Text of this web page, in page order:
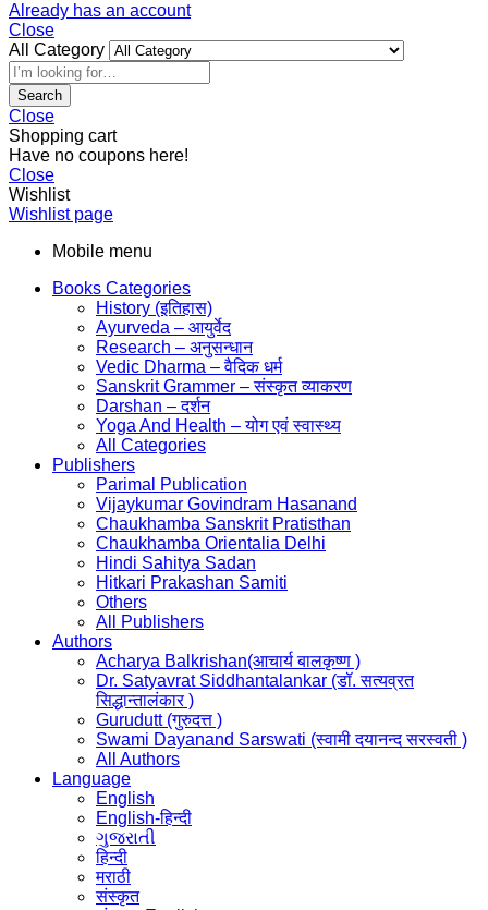
Already has an account
Close
All Category
Search
Close
Shopping cart
Have no coupons here!
Close
Wishlist
Wishlist page
Mobile menu
Books Categories
History (इतिहास)
Ayurveda – आयुर्वेद
Research – अनुसन्धान
Vedic Dharma – वैदिक धर्म
Sanskrit Grammer – संस्कृत व्याकरण
Darshan – दर्शन
Yoga And Health – योग एवं स्वास्थ्य
All Categories
Publishers
Parimal Publication
Vijaykumar Govindram Hasanand
Chaukhamba Sanskrit Pratisthan
Chaukhamba Orientalia Delhi
Hindi Sahitya Sadan
Hitkari Prakashan Samiti
Others
All Publishers
Authors
Acharya Balkrishan(आचार्य बालकृष्ण )
Dr. Satyavrat Siddhantalankar (डॉ. सत्यव्रत
सिद्धान्तालंकार )
Gurudutt (गुरुदत्त )
Swami Dayanand Sarswati (स्वामी दयानन्द सरस्वती )
All Authors
Language
English
English-हिन्दी
ગુજરાતી
हिन्दी
मराठी
संस्कृत